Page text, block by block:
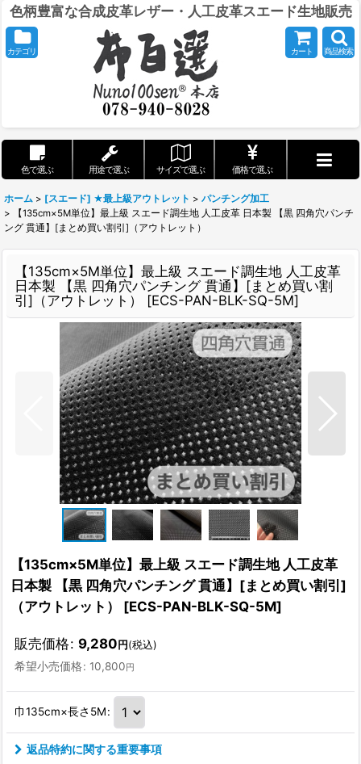
色柄豊富な合成皮革レザー・人工皮革スエード生地販売
カテゴリ カート 商品検索
色で選ぶ 用途で選ぶ サイズで選ぶ 価格で選ぶ
ホーム > [スエード] ★最上級アウトレット > パンチング加工
>
【135cm×5M単位】最上級 スエード調生地 人工皮革 日本製 【黒 四角穴パンチ
ング 貫通】[まとめ買い割引]（アウトレット）
【135cm×5M単位】最上級 スエード調生地 人工皮革
日本製 【黒 四角穴パンチング 貫通】[まとめ買い割
引]（アウトレット）
[ECS-PAN-BLK-SQ-5M]
【135cm×5M単位】最上級 スエード調生地 人工皮革
日本製 【黒 四角穴パンチング 貫通】[まとめ買い割引]
（アウトレット）
[ECS-PAN-BLK-SQ-5M]
販売価格: 9,280円(税込)
希望小売価格: 10,800円
巾135cm×長さ5M:
返品特約に関する重要事項